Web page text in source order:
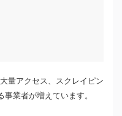
量アクセス、スクレイピン
業者が増えています。